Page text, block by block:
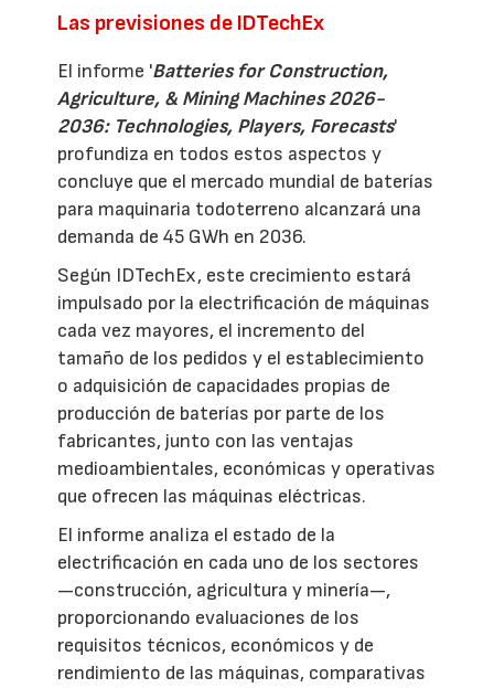
Las previsiones de IDTechEx
El informe 'Batteries for Construction,
Agriculture, & Mining Machines 2026-
2036: Technologies, Players, Forecasts'
profundiza en todos estos aspectos y
concluye que el mercado mundial de baterías
para maquinaria todoterreno alcanzará una
demanda de 45 GWh en 2036.
Según IDTechEx, este crecimiento estará
impulsado por la electrificación de máquinas
cada vez mayores, el incremento del
tamaño de los pedidos y el establecimiento
o adquisición de capacidades propias de
producción de baterías por parte de los
fabricantes, junto con las ventajas
medioambientales, económicas y operativas
que ofrecen las máquinas eléctricas.
El informe analiza el estado de la
electrificación en cada uno de los sectores
—construcción, agricultura y minería—,
proporcionando evaluaciones de los
requisitos técnicos, económicos y de
rendimiento de las máquinas, comparativas